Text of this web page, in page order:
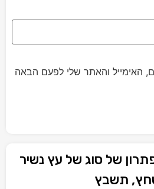
האימייל והאתר שלי לפעם הבאה
של סוג של עץ נשיר
תשבץ